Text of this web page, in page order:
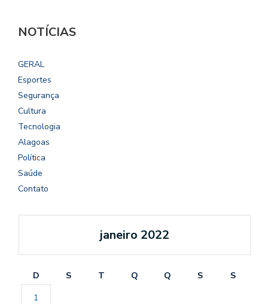
NOTÍCIAS
GERAL
Esportes
Segurança
Cultura
Tecnologia
Alagoas
Política
Saúde
Contato
janeiro 2022
D S T Q Q S
S
1